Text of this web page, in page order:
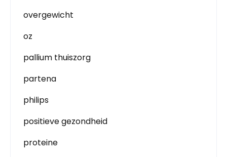
overgewicht
oz
pallium thuiszorg
partena
philips
positieve gezondheid
proteine